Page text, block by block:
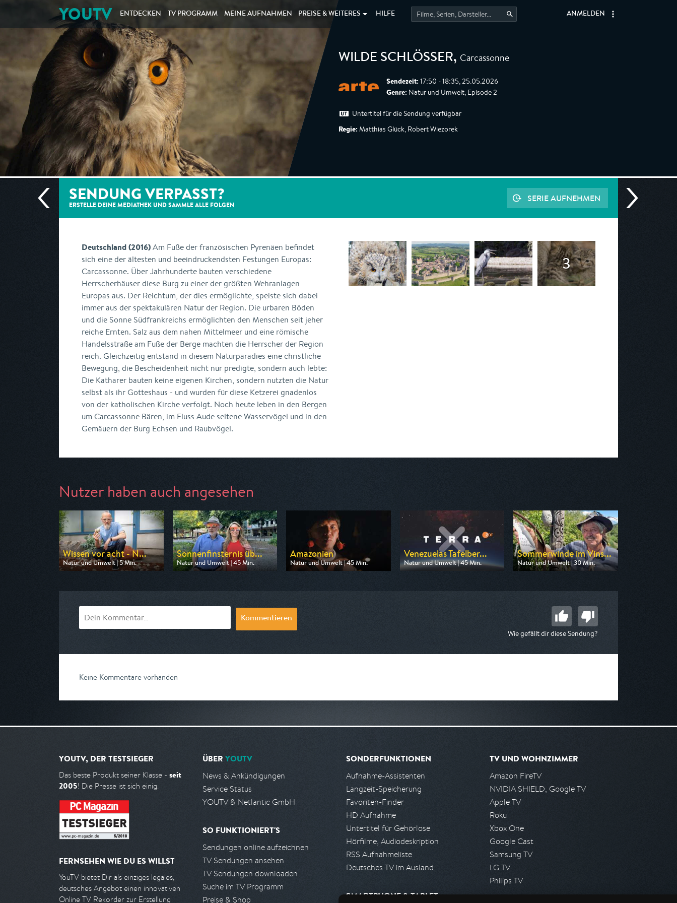
YOUTV ENTDECKEN TV PROGRAMM MEINE AUFNAHMEN PREISE & WEITERES HILFE ANMELDEN
WILDE SCHLÖSSER, Carcassonne
Sendezeit: 17:50 - 18:35, 25.05.2026
Genre: Natur und Umwelt, Episode 2
Untertitel für die Sendung verfügbar
Regie: Matthias Glück, Robert Wiezorek
SENDUNG VERPASST?
ERSTELLE DEINE MEDIATHEK UND SAMMLE ALLE FOLGEN
SERIE AUFNEHMEN
Deutschland (2016)Am Fuße der französischen Pyrenäen befindet
sich eine der ältesten und beeindruckendsten Festungen Europas:
Carcassonne. Über Jahrhunderte bauten verschiedene
Herrscherhäuser diese Burg zu einer der größten Wehranlagen
Europas aus. Der Reichtum, der dies ermöglichte, speiste sich dabei
immer aus der spektakulären Natur der Region. Die urbaren Böden
und die Sonne Südfrankreichs ermöglichten den Menschen seit jeher
reiche Ernten. Salz aus dem nahen Mittelmeer und eine römische
Handelsstraße am Fuße der Berge machten die Herrscher der Region
reich. Gleichzeitig entstand in diesem Naturparadies eine christliche
Bewegung, die Bescheidenheit nicht nur predigte, sondern auch lebte:
Die Katharer bauten keine eigenen Kirchen, sondern nutzten die Natur
selbst als ihr Gotteshaus - und wurden für diese Ketzerei gnadenlos
von der katholischen Kirche verfolgt. Noch heute leben in den Bergen
um Carcassonne Bären, im Fluss Aude seltene Wasservögel und in den
Gemäuern der Burg Echsen und Raubvögel.
Nutzer haben auch angesehen
Wissen vor acht - N...
Natur und Umwelt | 5 Min.
Ausgestrahlt von ARD
Sonnenfinsternis üb...
Natur und Umwelt | 45 Min.
Ausgestrahlt von 3sat
Amazonien
Natur und Umwelt | 45 Min.
Ausgestrahlt von ZDF neo
Venezuelas Tafelber...
Natur und Umwelt | 45 Min.
Ausgestrahlt von ZDF neo
Sommerwinde im Vins...
Natur und Umwelt | 30 Min.
Ausgestrahlt von BR
Kommentieren
Wie gefällt dir diese Sendung?
Keine Kommentare vorhanden
YOUTV, DER TESTSIEGER
Das beste Produkt seiner Klasse - seit
2005! Die Presse ist sich einig.
FERNSEHEN WIE DU ES WILLST
YouTV bietet Dir als einziges legales,
deutsches Angebot einen innovativen
Online TV Rekorder zur Erstellung
ÜBER YOUTV
News & Ankündigungen
Service Status
YOUTV & Netlantic GmbH
SO FUNKTIONIERT'S
Sendungen online aufzeichnen
TV Sendungen ansehen
TV Sendungen downloaden
Suche im TV Programm
Preise & Shop
SONDERFUNKTIONEN
Aufnahme-Assistenten
Langzeit-Speicherung
Favoriten-Finder
HD Aufnahme
Untertitel für Gehörlose
Hörfilme, Audiodeskription
RSS Aufnahmeliste
Deutsches TV im Ausland
SMARTPHONE & TABLET
TV UND WOHNZIMMER
Amazon FireTV
NVIDIA SHIELD, Google TV
Apple TV
Roku
Xbox One
Google Cast
Samsung TV
LG TV
Philips TV